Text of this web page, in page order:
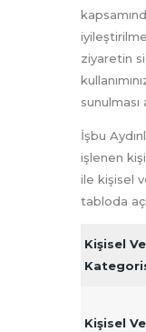
ziyaretin
İşbu
işlenen
ile kişisel
tabloda
Kişisel
Kişisel